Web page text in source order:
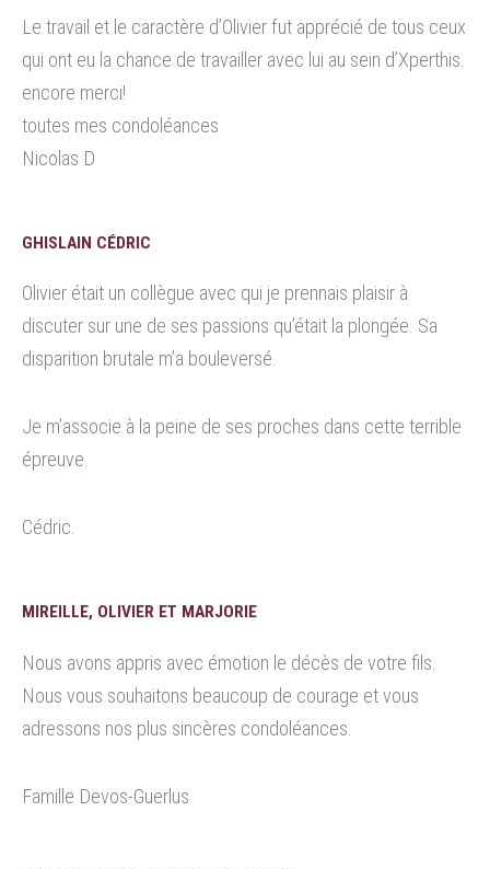
Le travail et le caractère d’Olivier fut apprécié de tous ceux
qui ont eu la chance de travailler avec lui au sein d’Xperthis.
encore merci!
toutes mes condoléances
Nicolas D
GHISLAIN CÉDRIC
Olivier était un collègue avec qui je prennais plaisir à
discuter sur une de ses passions qu’était la plongée. Sa
disparition brutale m’a bouleversé.
Je m’associe à la peine de ses proches dans cette terrible
épreuve.
Cédric.
MIREILLE, OLIVIER ET MARJORIE
Nous avons appris avec émotion le décès de votre fils.
Nous vous souhaitons beaucoup de courage et vous
adressons nos plus sincères condoléances.
Famille Devos-Guerlus